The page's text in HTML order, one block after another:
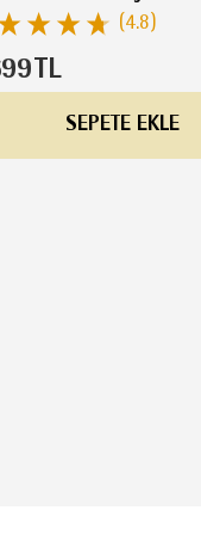
(4.8)
TL
SEPETE EKLE